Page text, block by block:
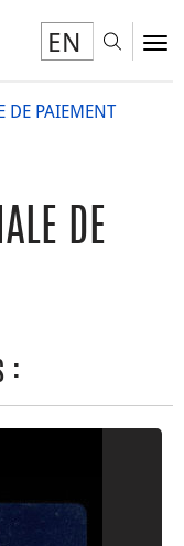
EN
DE PAIEMENT
DE
: